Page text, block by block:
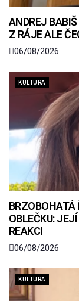
ANDREJ
Z RÁJE ALE
06/08/2026
KULTURA
BRZOBOHATÁ
OBLEČKU:
REAKCI
06/08/2026
KULTURA